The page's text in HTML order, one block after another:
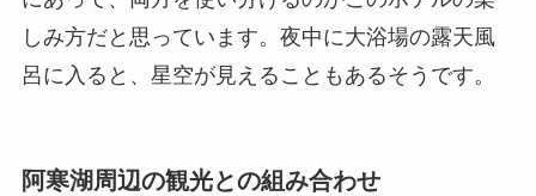
しみ方だと思っています。夜中に大浴場の露天風
呂に入ると、星空が見えることもあるそうです。
阿寒湖周辺の観光との組み合わせ